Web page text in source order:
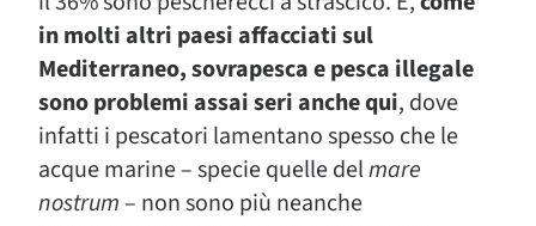
in molti altri paesi affacciati sul
Mediterraneo, sovrapesca e pesca illegale
sono problemi assai seri anche qui, dove
infatti i pescatori lamentano spesso che le
acque marine – specie quelle delmare
nostrum – non sono più neanche